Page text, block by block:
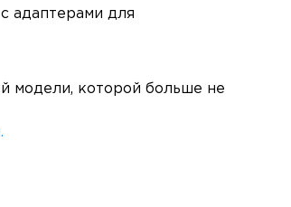
адаптерами для
модели, которой больше не